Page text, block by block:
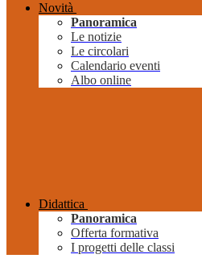
Novità
Panoramica
Le notizie
Le circolari
Calendario eventi
Albo online
Didattica
Panoramica
Offerta formativa
I progetti delle classi